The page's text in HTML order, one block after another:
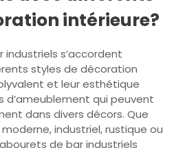
intérieure?
s’accordent
styles de décoration
et leur esthétique
qui peuvent
dans divers décors. Que
industriel, rustique ou
de bar industriels